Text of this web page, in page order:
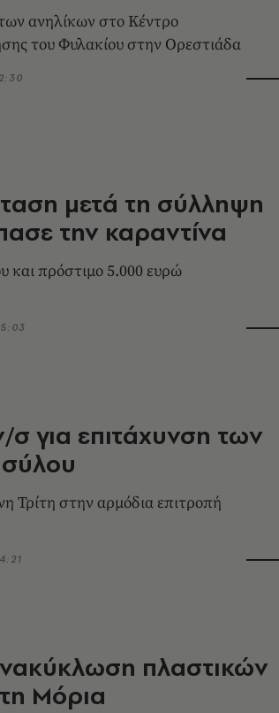
ανηλίκων στο Κέντρο
του Φυλακίου στην Ορεστιάδα
μετά τη σύλληψη
την καραντίνα
και πρόστιμο 5.000 ευρώ
σ για επιτάχυνση των
Τρίτη στην αρμόδια επιτροπή
πλαστικών
Μόρια